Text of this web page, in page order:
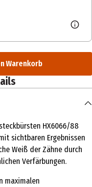
Warenkorb
HX6066/88
sichtbaren Ergebnissen
Weiß der Zähne durch
Verfärbungen.
maximalen